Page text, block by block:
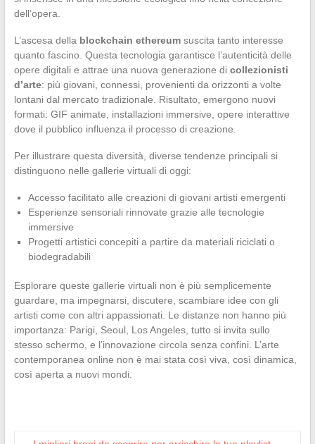
dell’opera.
L’ascesa della blockchain ethereumsuscita tanto interesse
quanto fascino. Questa tecnologia garantisce l’autenticità delle
opere digitali e attrae una nuova generazione di collezionisti
d’arte: più giovani, connessi, provenienti da orizzonti a volte
lontani dal mercato tradizionale. Risultato, emergono nuovi
formati: GIF animate, installazioni immersive, opere interattive
dove il pubblico influenza il processo di creazione.
Per illustrare questa diversità, diverse tendenze principali si
distinguono nelle gallerie virtuali di oggi:
Accesso facilitato alle creazioni di giovani artisti emergenti
Esperienze sensoriali rinnovate grazie alle tecnologie
immersive
Progetti artistici concepiti a partire da materiali riciclati o
biodegradabili
Esplorare queste gallerie virtuali non è più semplicemente
guardare, ma impegnarsi, discutere, scambiare idee con gli
artisti come con altri appassionati. Le distanze non hanno più
importanza: Parigi, Seoul, Los Angeles, tutto si invita sullo
stesso schermo, e l’innovazione circola senza confini. L’arte
contemporanea online non è mai stata così viva, così dinamica,
così aperta a nuovi mondi.